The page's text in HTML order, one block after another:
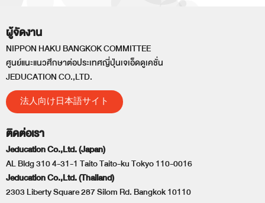
ผู้จัดงาน
NIPPON HAKU BANGKOK COMMITTEE
ศูนย์แนะแนวศึกษาต่อประเทศญี่ปุ่นเจเอ็ดดูเคชั่น
JEDUCATION CO.,LTD.
法人向け日本語サイト
ติดต่อเรา
Jeducation Co.,Ltd. (Japan)
AL Bldg 310 4-31-1 Taito Taito-ku Tokyo 110-0016
Jeducation Co.,Ltd. (Thailand)
2303 Liberty Square 287 Silom Rd. Bangkok 10110